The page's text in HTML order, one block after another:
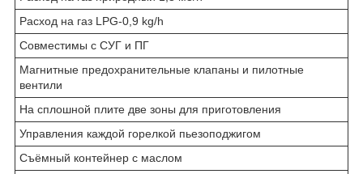
Расход на газ LPG-0,9 kg/h
Совместимы с СУГ и ПГ
Магнитные предохранительные клапаны и пилотные
вентили
На сплошной плите две зоны для приготовления
Управления каждой горелкой пьезоподжигом
Съёмный контейнер с маслом